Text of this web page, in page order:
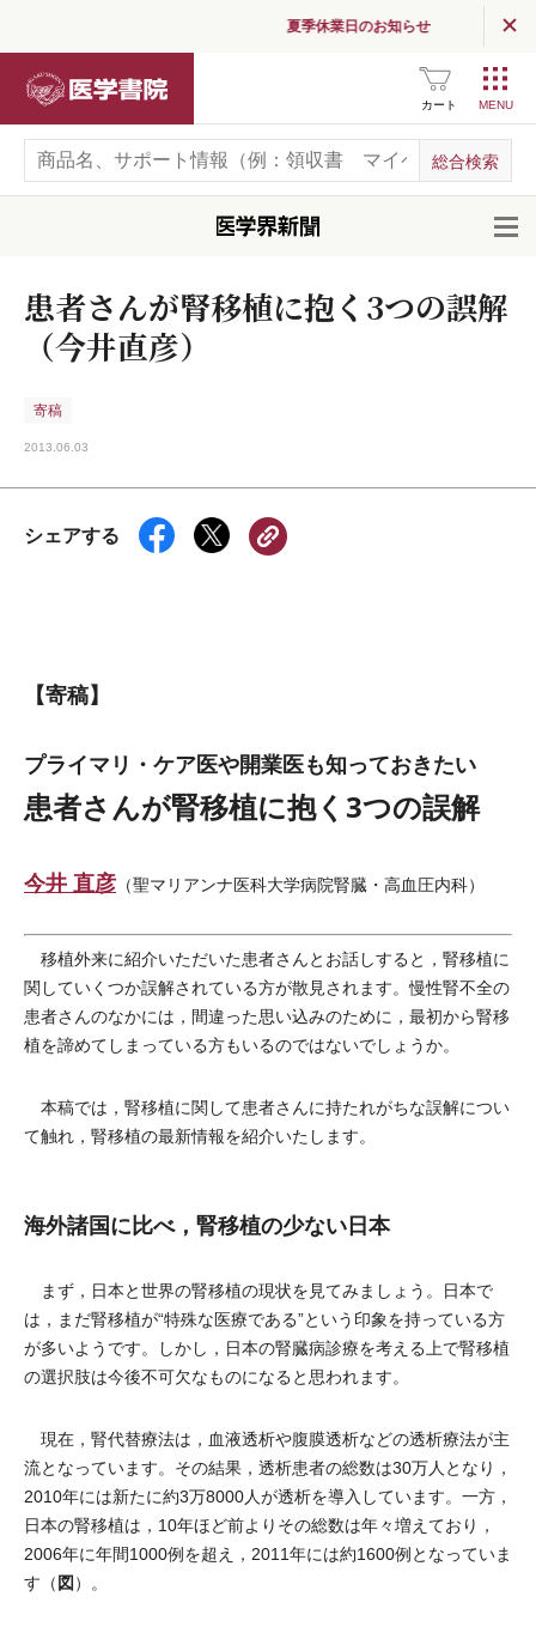
夏季休業日のお知らせ
カート
患者さんが腎移植に抱く3つの誤解
（今井直彦）
寄稿
2013.06.03
シェアする
【寄稿】
プライマリ・ケア医や開業医も知っておきたい
患者さんが腎移植に抱く3つの誤解
今井 直彦 （聖マリアンナ医科大学病院腎臓・高血圧内科）
移植外来に紹介いただいた患者さんとお話しすると，腎移植に
関していくつか誤解されている方が散見されます。慢性腎不全の
患者さんのなかには，間違った思い込みのために，最初から腎移
植を諦めてしまっている方もいるのではないでしょうか。
本稿では，腎移植に関して患者さんに持たれがちな誤解につい
て触れ，腎移植の最新情報を紹介いたします。
海外諸国に比べ，腎移植の少ない日本
まず，日本と世界の腎移植の現状を見てみましょう。日本で
は，まだ腎移植が“特殊な医療である”という印象を持っている方
が多いようです。しかし，日本の腎臓病診療を考える上で腎移植
の選択肢は今後不可欠なものになると思われます。
現在，腎代替療法は，血液透析や腹膜透析などの透析療法が主
流となっています。その結果，透析患者の総数は30万人となり，
2010年には新たに約3万8000人が透析を導入しています。一方，
日本の腎移植は，10年ほど前よりその総数は年々増えており，
2006年に年間1000例を超え，2011年には約1600例となっていま
す（図）。